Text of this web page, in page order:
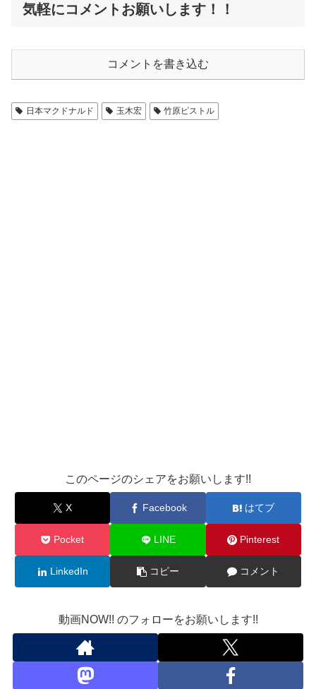
気軽にコメントお願いします！！
コメントを書き込む
日本マクドナルド 玉木宏 竹原ピストル
このページのシェアをお願いします!!
X Facebook はてブ
Pocket LINE Pinterest
LinkedIn コピー コメント
動画NOW!! のフォローをお願いします!!